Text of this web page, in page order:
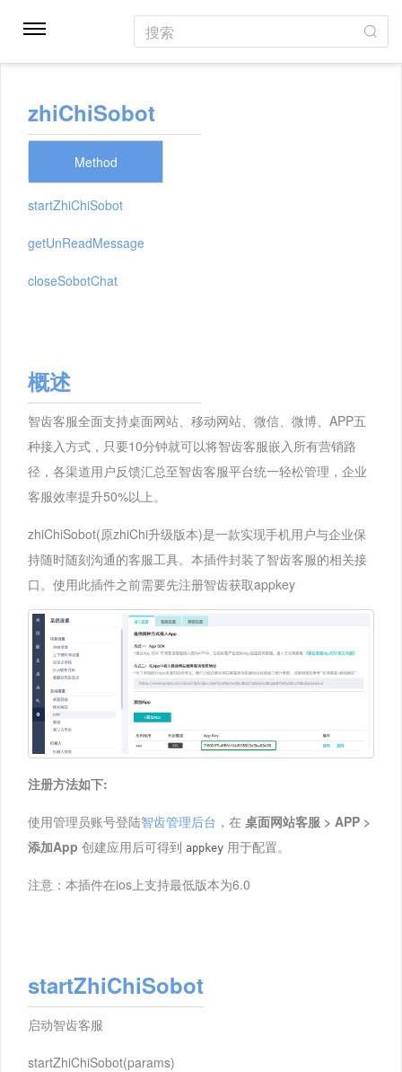
搜索
zhiChiSobot
Method
startZhiChiSobot
getUnReadMessage
closeSobotChat
概述
智齿客服全面支持桌面网站、移动网站、微信、微博、APP五
种接入方式，只要10分钟就可以将智齿客服嵌入所有营销路
径，各渠道用户反馈汇总至智齿客服平台统一轻松管理，企业
客服效率提升50%以上。
zhiChiSobot(原zhiChi升级版本)是一款实现手机用户与企业保
持随时随刻沟通的客服工具。本插件封装了智齿客服的相关接
口。使用此插件之前需要先注册智齿获取appkey
注册方法如下:
使用管理员账号登陆智齿管理后台 ，在 桌面网站客服 > APP >
添加App 创建应用后可得到 appkey 用于配置。
注意：本插件在ios上支持最低版本为6.0
startZhiChiSobot
启动智齿客服
startZhiChiSobot(params)